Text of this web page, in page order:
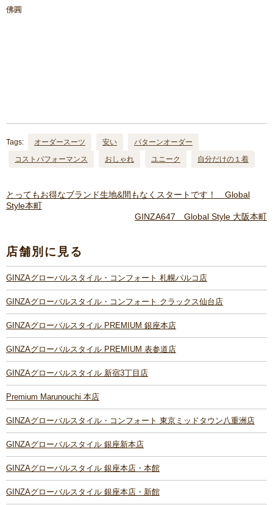
佛圓
Tags: オーダースーツ 安い
パターンオーダー
コストパフォーマンス
おしゃれ ユニーク 自分だけの１着
とってもお得なブランド生地&間もなくスタートです！ Global
Style本町
GINZA647 Global Style 大阪本町
店舗別に見る
GINZAグローバルスタイル・コンフォート 札幌パルコ店
GINZAグローバルスタイル・コンフォート クラックス仙台店
GINZAグローバルスタイル PREMIUM 銀座本店
GINZAグローバルスタイル PREMIUM 表参道店
GINZAグローバルスタイル 新宿3丁目店
Premium Marunouchi 本店
GINZAグローバルスタイル・コンフォート 東京ミッドタウン八重洲店
GINZAグローバルスタイル 銀座新本店
GINZAグローバルスタイル 銀座本店・本館
GINZAグローバルスタイル 銀座本店・新館